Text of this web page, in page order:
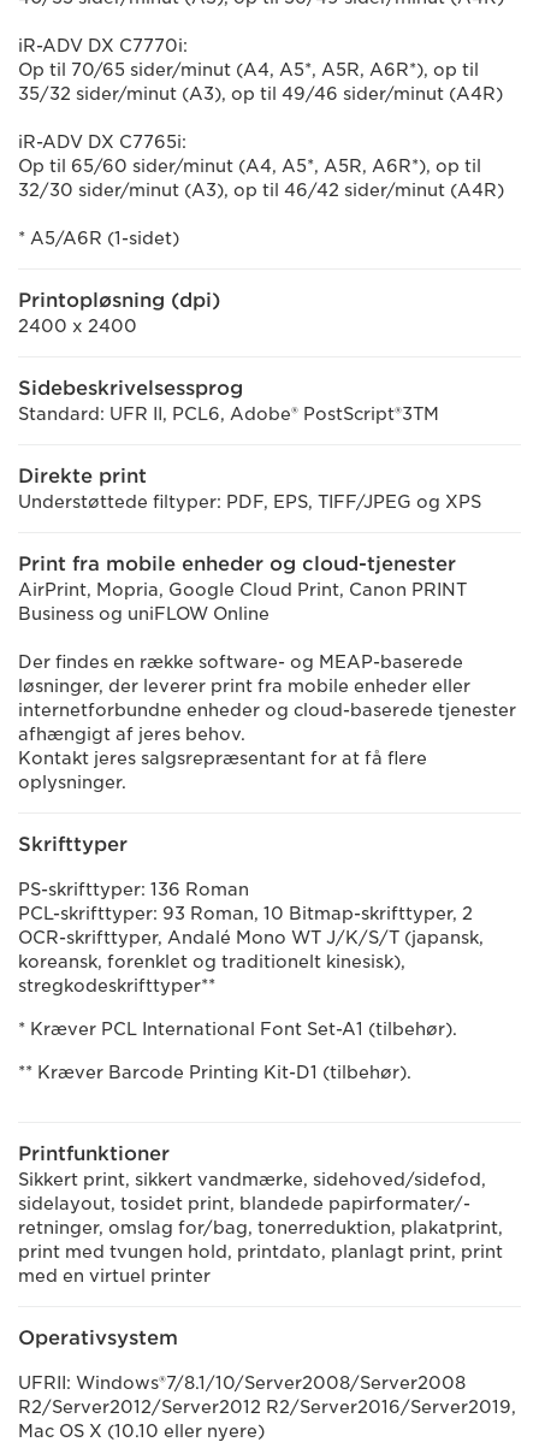
iR-ADV DX C7770i:
Op til 70/65 sider/minut (A4, A5*, A5R, A6R*), op til
35/32 sider/minut (A3), op til 49/46 sider/minut (A4R)
iR-ADV DX C7765i:
Op til 65/60 sider/minut (A4, A5*, A5R, A6R*), op til
32/30 sider/minut (A3), op til 46/42 sider/minut (A4R)
* A5/A6R (1-sidet)
Printopløsning (dpi)
2400 x 2400
Sidebeskrivelsessprog
Standard: UFR II, PCL6, Adobe® PostScript®3TM
Direkte print
Understøttede filtyper: PDF, EPS, TIFF/JPEG og XPS
Print fra mobile enheder og cloud-tjenester
AirPrint, Mopria, Google Cloud Print, Canon PRINT
Business og uniFLOW Online
Der findes en række software- og MEAP-baserede
løsninger, der leverer print fra mobile enheder eller
internetforbundne enheder og cloud-baserede tjenester
afhængigt af jeres behov.
Kontakt jeres salgsrepræsentant for at få flere
oplysninger.
Skrifttyper
PS-skrifttyper: 136 Roman
PCL-skrifttyper: 93 Roman, 10 Bitmap-skrifttyper, 2
OCR-skrifttyper, Andalé Mono WT J/K/S/T (japansk,
koreansk, forenklet og traditionelt kinesisk),
stregkodeskrifttyper**
* Kræver PCL International Font Set-A1 (tilbehør).
** Kræver Barcode Printing Kit-D1 (tilbehør).
Printfunktioner
Sikkert print, sikkert vandmærke, sidehoved/sidefod,
sidelayout, tosidet print, blandede papirformater/-
retninger, omslag for/bag, tonerreduktion, plakatprint,
print med tvungen hold, printdato, planlagt print, print
med en virtuel printer
Operativsystem
UFRII: Windows®7/8.1/10/Server2008/Server2008
R2/Server2012/Server2012 R2/Server2016/Server2019,
Mac OS X (10.10 eller nyere)